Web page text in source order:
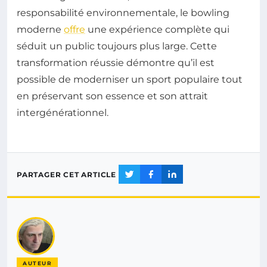
responsabilité environnementale, le bowling
moderne offre une expérience complète qui
séduit un public toujours plus large. Cette
transformation réussie démontre qu’il est
possible de moderniser un sport populaire tout
en préservant son essence et son attrait
intergénérationnel.
PARTAGER CET ARTICLE
AUTEUR